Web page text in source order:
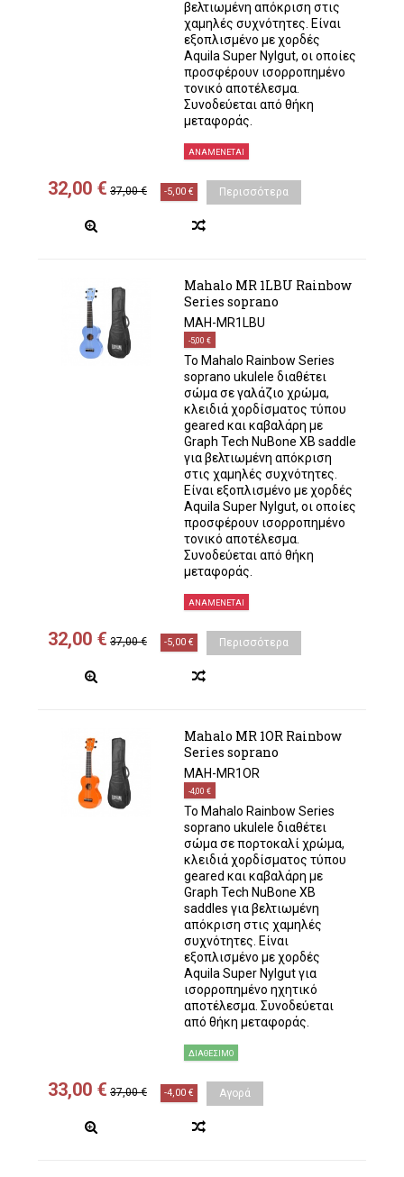
βελτιωμένη απόκριση στις
χαμηλές συχνότητες. Είναι
εξοπλισμένο με χορδές
Aquila Super Nylgut, οι οποίες
προσφέρουν ισορροπημένο
τονικό αποτέλεσμα.
Συνοδεύεται από θήκη
μεταφοράς.
ΑΝΑΜΈΝΕΤΑΙ
32,00 € 37,00 € -5,00 € Περισσότερα
Mahalo MR 1LBU Rainbow
Series soprano
MAH-MR1LBU
-5,00 €
Το Mahalo Rainbow Series
soprano ukulele διαθέτει
σώμα σε γαλάζιο χρώμα,
κλειδιά χορδίσματος τύπου
geared και καβαλάρη με
Graph Tech NuBone XB saddle
για βελτιωμένη απόκριση
στις χαμηλές συχνότητες.
Είναι εξοπλισμένο με χορδές
Aquila Super Nylgut, οι οποίες
προσφέρουν ισορροπημένο
τονικό αποτέλεσμα.
Συνοδεύεται από θήκη
μεταφοράς.
ΑΝΑΜΈΝΕΤΑΙ
32,00 € 37,00 € -5,00 € Περισσότερα
Mahalo MR 1OR Rainbow
Series soprano
MAH-MR1OR
-4,00 €
Το Mahalo Rainbow Series
soprano ukulele διαθέτει
σώμα σε πορτοκαλί χρώμα,
κλειδιά χορδίσματος τύπου
geared και καβαλάρη με
Graph Tech NuBone XB
saddles για βελτιωμένη
απόκριση στις χαμηλές
συχνότητες. Είναι
εξοπλισμένο με χορδές
Aquila Super Nylgut για
ισορροπημένο ηχητικό
αποτέλεσμα. Συνοδεύεται
από θήκη μεταφοράς.
ΔΙΑΘΈΣΙΜΟ
33,00 € 37,00 € -4,00 € Αγορά